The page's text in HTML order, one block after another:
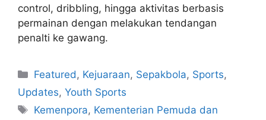
control, dribbling, hingga aktivitas berbasis
permainan dengan melakukan tendangan
penalti ke gawang.
Featured , Kejuaraan, Sepakbola, Sports,
Updates, Youth Sports
Kemenpora, Kementerian Pemuda dan